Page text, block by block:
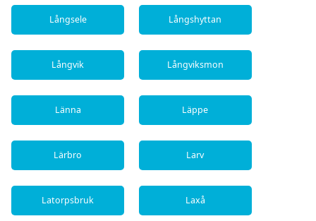
Långsele Långshyttan
Långvik Långviksmon
Länna Läppe
Lärbro Larv
Latorpsbruk Laxå